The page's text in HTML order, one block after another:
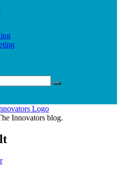
Innovators blog.